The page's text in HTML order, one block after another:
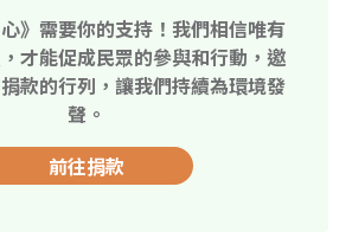
心》需要你的支持！我們相信唯有
才能促成民眾的參與和行動，邀
款的行列，讓我們持續為環境發
聲。
前往捐款